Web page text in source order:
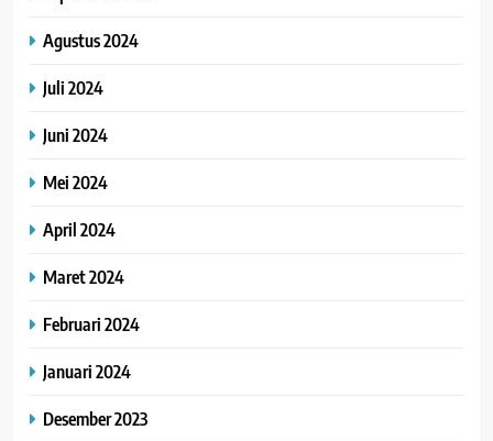
Agustus 2024
Juli 2024
Juni 2024
Mei 2024
April 2024
Maret 2024
Februari 2024
Januari 2024
Desember 2023